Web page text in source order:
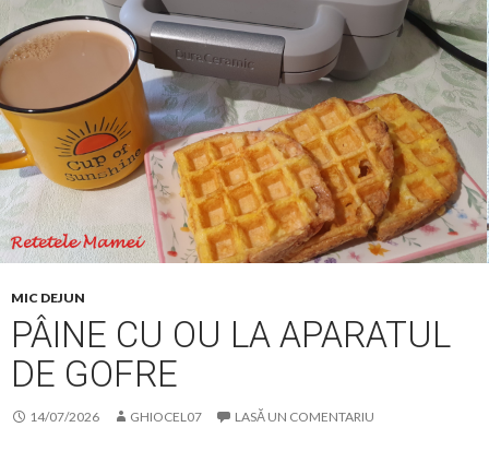
MIC DEJUN
PÂINE CU OU LA APARATUL
DE GOFRE
14/07/2026 GHIOCEL07 LASĂ UN COMENTARIU